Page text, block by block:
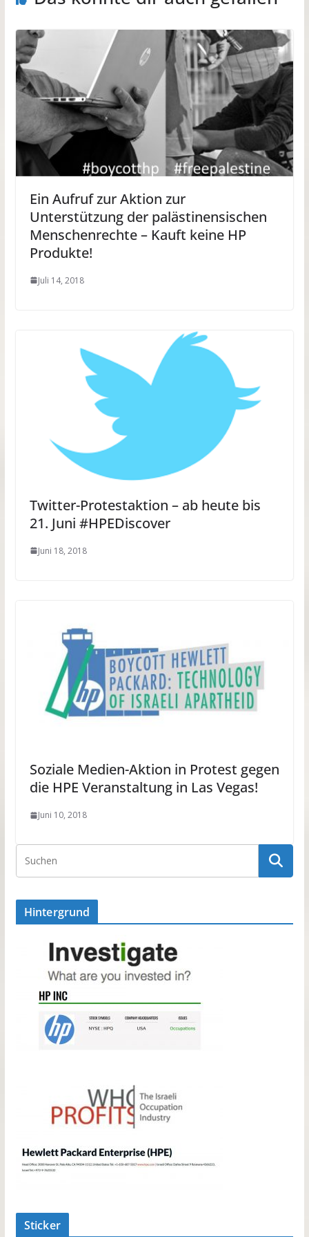
Ein Aufruf zur Aktion zur
Unterstützung der palästinensischen
Menschenrechte – Kauft keine HP
Produkte!
Juli 14, 2018
Twitter-Protestaktion – ab heute bis
21. Juni #HPEDiscover
Juni 18, 2018
Soziale Medien-Aktion in Protest gegen
die HPE Veranstaltung in Las Vegas!
Juni 10, 2018
Hintergrund
Sticker